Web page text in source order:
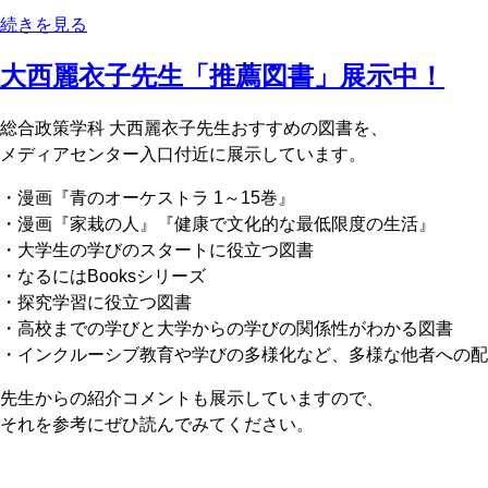
続きを見る
大西麗衣子先生「推薦図書」展示中！
総合政策学科 大西麗衣子先生おすすめの図書を、
メディアセンター入口付近に展示しています。
・漫画『青のオーケストラ 1～15巻』
・漫画『家栽の人』『健康で文化的な最低限度の生活』
・大学生の学びのスタートに役立つ図書
・なるにはBooksシリーズ
・探究学習に役立つ図書
・高校までの学びと大学からの学びの関係性がわかる図書
・インクルーシブ教育や学びの多様化など、多様な他者への
先生からの紹介コメントも展示していますので、
それを参考にぜひ読んでみてください。